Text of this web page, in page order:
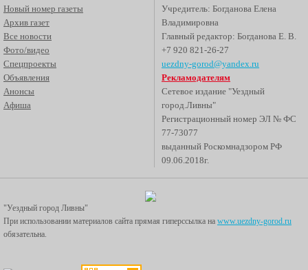
Новый номер газеты
Архив газет
Все новости
Фото/видео
Спецпроекты
Объявления
Анонсы
Афиша
Учредитель: Богданова Елена
Владимировна
Главный редактор: Богданова Е. В.
+7 920 821-26-27
uezdny-gorod@yandex.ru
Рекламодателям
Сетевое издание "Уездный
город.Ливны"
Регистрационный номер ЭЛ № ФС
77-73077
выданный Роскомнадзором РФ
09.06.2018г.
"Уездный город Ливны"
При использовании материалов сайта прямая гиперссылка на www.uezdny-gorod.ru
обязательна.